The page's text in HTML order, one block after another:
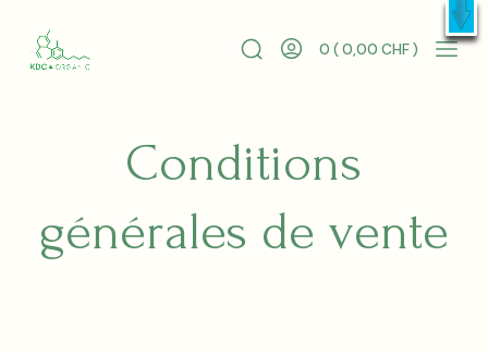
X
– Profitez-en
content
SearchGo
0 ( 0,00CHF )
Conditions
générales de vente